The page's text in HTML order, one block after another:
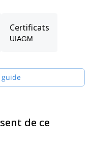
de belles courbes
sont faits de
Norvège, Grèce,
ascensions en
Shivling en Inde
dans les Dolomites
Certificats
UIAGM
de ce